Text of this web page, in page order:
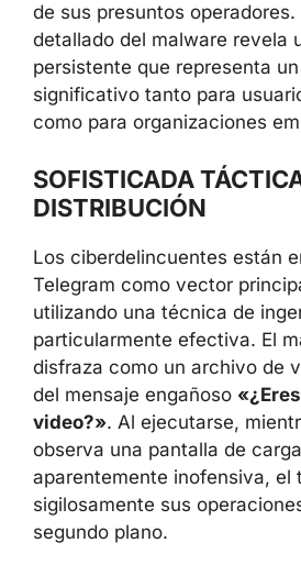
de sus presuntos operadores.
detallado del malware revela
persistente que representa
significativo tanto para
como para organizaciones
SOFISTICADA
DISTRIBUCIÓN
Los ciberdelincuentes están
Telegram como vector
utilizando una técnica de
particularmente efectiva. El
disfraza como un archivo de
del mensaje engañoso
video?». Al ejecutarse,
observa una pantalla de
aparentemente inofensiva, el
sigilosamente sus
segundo plano.